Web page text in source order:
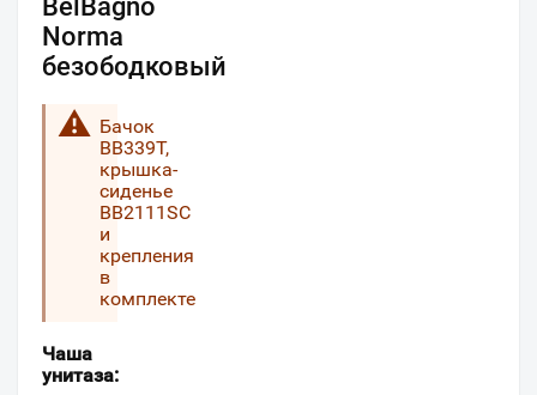
BelBagno
Norma
безободковый
Бачок
BB339T,
крышка-
сиденье
BB2111SC
и
крепления
в
комплекте
Чаша
унитаза: